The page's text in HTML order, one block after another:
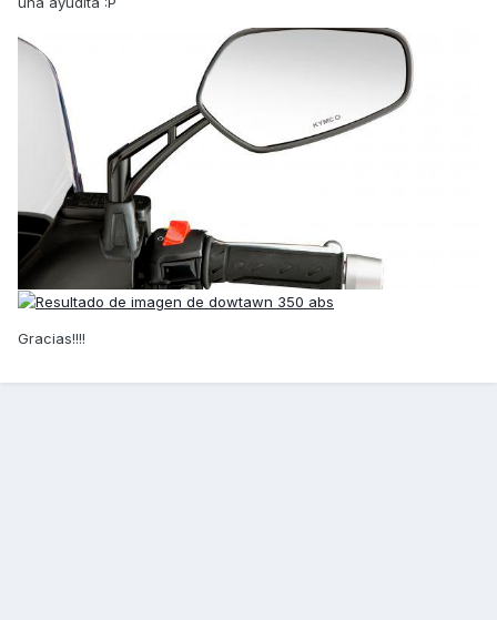
Gracias!!!!